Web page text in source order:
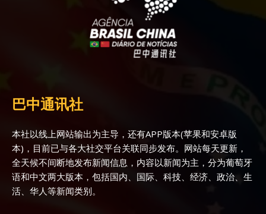
巴中通讯社
本社以线上网站输出为主导，还有APP版本(苹果和安卓版
本)，目前已与各大社交平台关联同步发布。网站每天更新，
全天候不间断地发布新闻信息，内容以新闻为主，分为葡萄牙
语和中文两大版本，包括国内、国际、科技、经济、政治、生
活、华人等新闻类别。